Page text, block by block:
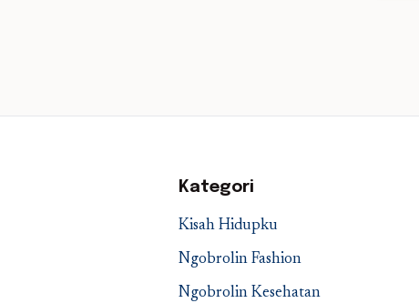
Kategori
Kisah Hidupku
Ngobrolin Fashion
Ngobrolin Kesehatan